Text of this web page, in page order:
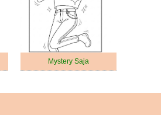
Mystery Saja